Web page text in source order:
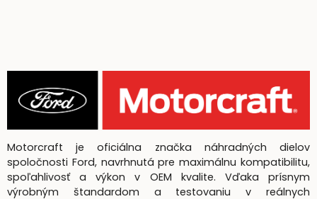
Motorcraft je oficiálna značka náhradných dielov
spoločnosti Ford, navrhnutá pre maximálnu kompatibilitu,
spoľahlivosť a výkon v OEM kvalite. Vďaka prísnym
výrobným štandardom a testovaniu v reálnych